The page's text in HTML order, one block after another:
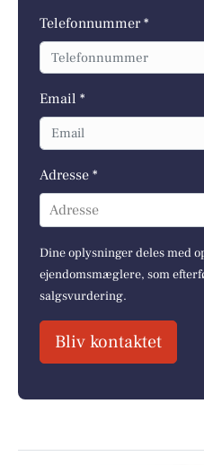
Telefonnummer *
Email *
Adresse *
Adresse
Dine oplysninger deles med
ejendomsmæglere, som
salgsvurdering.
Bliv kontaktet